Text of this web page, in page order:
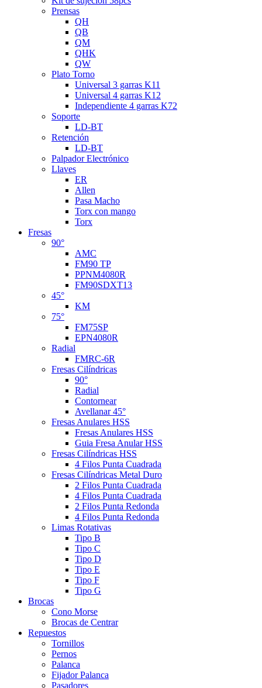
Prensas
QH
QB
QM
QHK
QW
Plato Torno
Universal 3 garras K11
Universal 4 garras K12
Independiente 4 garras K72
Soporte
LD-BT
Retención
LD-BT
Palpador Electrónico
Llaves
ER
Allen
Pasa Macho
Torx con mango
Torx
Fresas
90°
AMC
FM90 TP
PPNM4080R
FM90SDXT13
45°
KM
75°
FM75SP
EPN4080R
Radial
FMRC-6R
Fresas Cilíndricas
90°
Radial
Contornear
Avellanar 45°
Fresas Anulares HSS
Fresas Anulares HSS
Guia Fresa Anular HSS
Fresas Cilíndricas HSS
4 Filos Punta Cuadrada
Fresas Cilíndricas Metal Duro
2 Filos Punta Cuadrada
4 Filos Punta Cuadrada
2 Filos Punta Redonda
4 Filos Punta Redonda
Limas Rotativas
Tipo B
Tipo C
Tipo D
Tipo E
Tipo F
Tipo G
Brocas
Cono Morse
Brocas de Centrar
Repuestos
Tornillos
Pernos
Palanca
Fijador Palanca
Pasadores